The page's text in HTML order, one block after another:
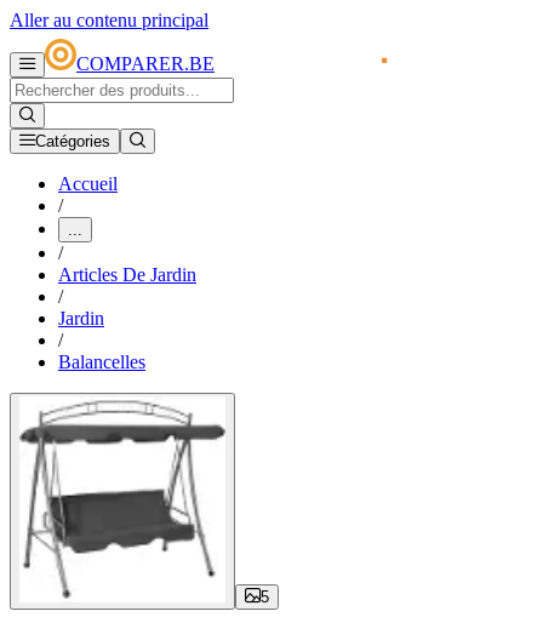
Aller au contenu principal
COMPARER.BE
Catégories
Accueil
/
...
/
Articles De Jardin
/
Jardin
/
Balancelles
5